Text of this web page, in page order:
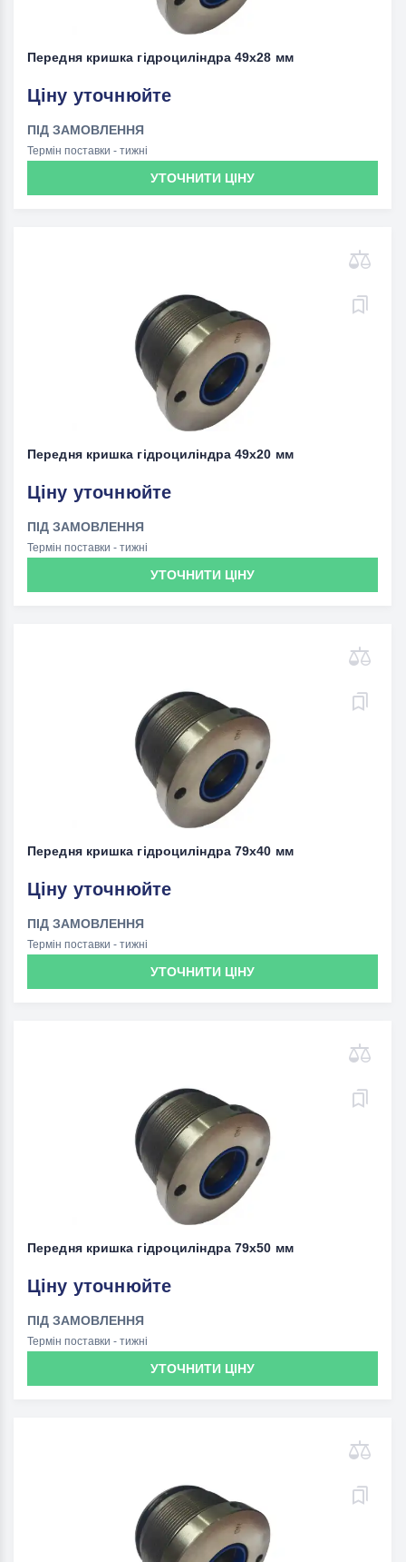
Передня кришка гідроциліндра 49х28 мм
Ціну уточнюйте
ПІД ЗАМОВЛЕННЯ
Термін поставки - тижні
УТОЧНИТИ ЦІНУ
Передня кришка гідроциліндра 49х20 мм
Ціну уточнюйте
ПІД ЗАМОВЛЕННЯ
Термін поставки - тижні
УТОЧНИТИ ЦІНУ
Передня кришка гідроциліндра 79x40 мм
Ціну уточнюйте
ПІД ЗАМОВЛЕННЯ
Термін поставки - тижні
УТОЧНИТИ ЦІНУ
Передня кришка гідроциліндра 79x50 мм
Ціну уточнюйте
ПІД ЗАМОВЛЕННЯ
Термін поставки - тижні
УТОЧНИТИ ЦІНУ